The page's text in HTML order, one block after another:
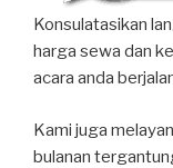
Konsulatasikan
harga sewa dan
acara anda
Kami juga
bulanan